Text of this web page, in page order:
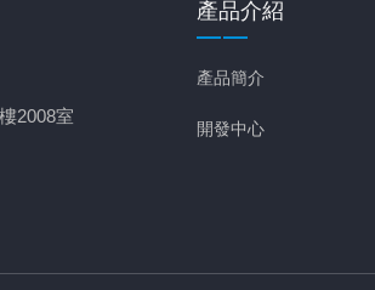
2008室
產品介紹
產品簡介
開發中心